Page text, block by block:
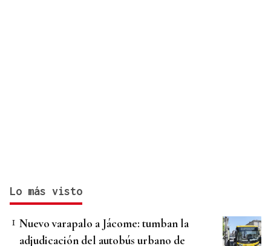
Lo más visto
Nuevo varapalo a Jácome: tumban la
adjudicación del autobús urbano de